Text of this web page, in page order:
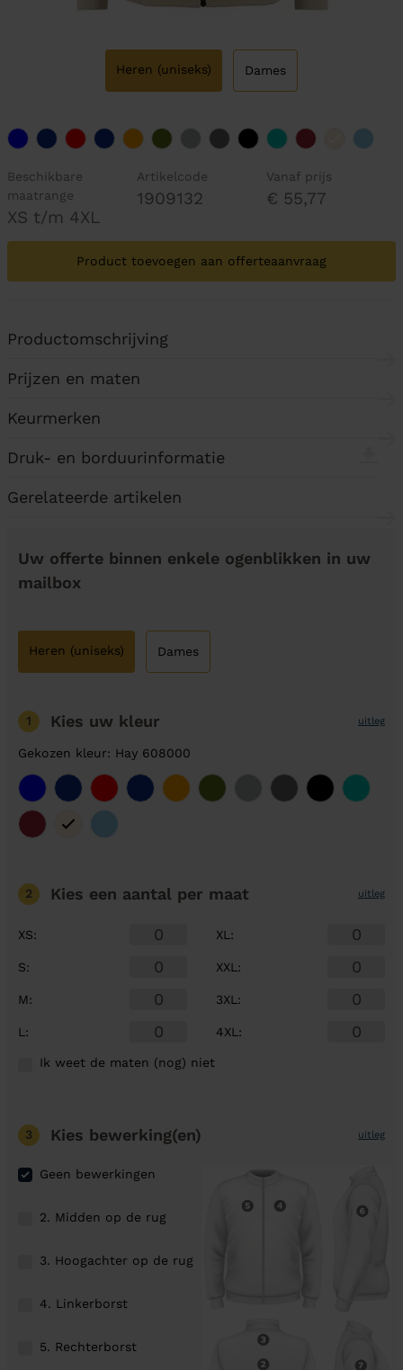
Heren (uniseks) Dames
Beschikbare
maatrange
XS t/m 4XL
Artikelcode
1909132
Vanaf prijs
€ 55,77
Product toevoegen aan offerteaanvraag
Productomschrijving
Prijzen en maten
Keurmerken
Druk- en borduurinformatie
Gerelateerde artikelen
Uw offerte binnen enkele ogenblikken in uw
mailbox
Heren (uniseks) Dames
1 Kies uw kleur uitleg
Gekozen kleur: Hay 608000
2 Kies een aantal per maat uitleg
XS:
S:
M:
L :
XL :
XXL :
3XL :
4XL :
Ik weet de maten (nog) niet
3 Kies bewerking(en) uitleg
Geen bewerkingen
2. Midden op de rug
3. Hoogachter op de rug
4. Linkerborst
5. Rechterborst